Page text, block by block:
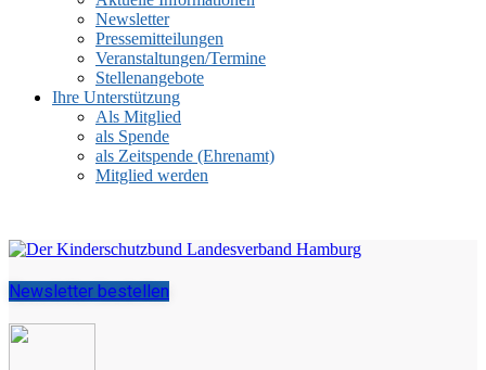
Newsletter
Pressemitteilungen
Veranstaltungen/Termine
Stellenangebote
Ihre Unterstützung
Als Mitglied
als Spende
als Zeitspende (Ehrenamt)
Mitglied werden
Newsletter bestellen